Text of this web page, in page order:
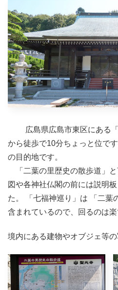
広島県広島市東区にある「
から徒歩で10分ちょっと位で
の目的地です。
「二葉の里歴史の散歩道」
図や各神社仏閣の前には説明
た。 「七福神巡り」は 「二葉
含まれているので、回るのは楽
境内にある建物やオブジェ等